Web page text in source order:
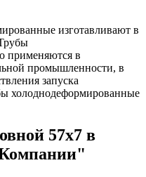
изготавливают в
применяются в
промышленности, в
запуска
холоднодеформированные
57х7 в